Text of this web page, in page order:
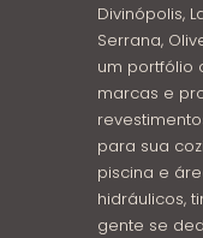
Divinópolis,
Serrana,
um portfólio
marcas e
para sua
piscina e
hidráulicos,
gente se